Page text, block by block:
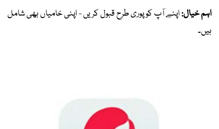
اہم خیال:اپنے آپ کو پوری طرح قبول کریں - اپنی خامیاں بھی شامل
ہیں۔